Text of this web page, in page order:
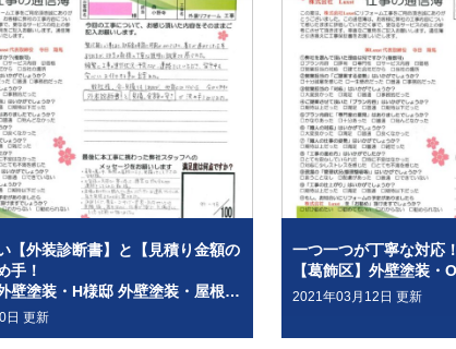
【外装診断書】と【見積り金額の
手！
【葛飾区】外壁塗装・H様邸 外壁塗装・屋根塗装・コーキング・防水工事
日 更新
一つ一つが丁寧な対応！
2021年03月12日 更新